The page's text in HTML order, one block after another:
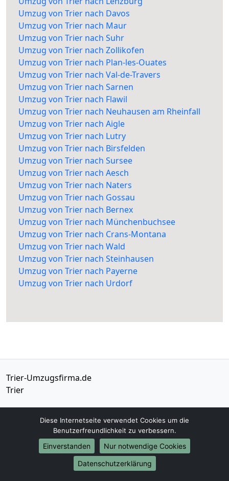
Umzug von Trier nach Davos
Umzug von Trier nach Maur
Umzug von Trier nach Suhr
Umzug von Trier nach Zollikofen
Umzug von Trier nach Plan-les-Ouates
Umzug von Trier nach Val-de-Travers
Umzug von Trier nach Sarnen
Umzug von Trier nach Flawil
Umzug von Trier nach Neuhausen am Rheinfall
Umzug von Trier nach Aigle
Umzug von Trier nach Lutry
Umzug von Trier nach Birsfelden
Umzug von Trier nach Sursee
Umzug von Trier nach Aesch
Umzug von Trier nach Naters
Umzug von Trier nach Gossau
Umzug von Trier nach Bernex
Umzug von Trier nach Münchenbuchsee
Umzug von Trier nach Crans-Montana
Umzug von Trier nach Wald
Umzug von Trier nach Steinhausen
Umzug von Trier nach Payerne
Umzug von Trier nach Urdorf
Trier-Umzugsfirma.de
Trier
info@trier-umzugsfirma.de
Öffnungszeiten:Mo - Sa: 08:30 - 18:00 Uhr
Diese Internetseite verwendet Cookies um die
Benutzerfreundlichkeit zu verbessern.
Einverstanden
Nur notwendige Cookies
Datenschutzerklärung